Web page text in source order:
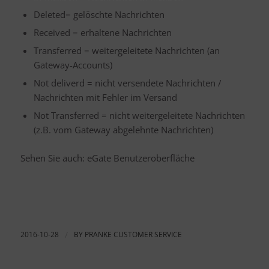
Deleted= gelöschte Nachrichten
Received = erhaltene Nachrichten
Transferred = weitergeleitete Nachrichten (an
Gateway-Accounts)
Not deliverd = nicht versendete Nachrichten /
Nachrichten mit Fehler im Versand
Not Transferred = nicht weitergeleitete Nachrichten
(z.B. vom Gateway abgelehnte Nachrichten)
Sehen Sie auch: eGate Benutzeroberfläche
2016-10-28 BY PRANKE CUSTOMER SERVICE